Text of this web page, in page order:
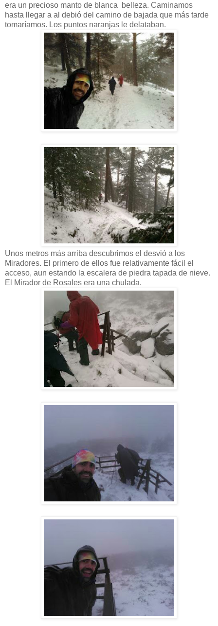
era un precioso manto de blanca belleza. Caminamos
hasta llegar a al debió del camino de bajada que más tarde
tomaríamos. Los puntos naranjas le delataban.
Unos metros más arriba descubrimos el desvió a los
Miradores. El primero de ellos fue relativamente fácil el
acceso, aun estando la escalera de piedra tapada de nieve.
El Mirador de Rosales era una chulada.